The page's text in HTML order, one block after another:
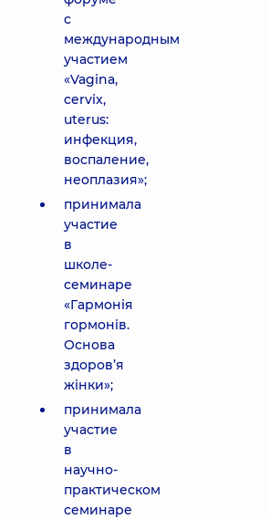
с
международным
участием
«Vagina,
cervix,
uterus:
инфекция,
воспаление,
неоплазия»;
принимала
участие
в
школе-
семинаре
«Гармонія
гормонів.
Основа
здоров’я
жінки»;
принимала
участие
в
научно-
практическом
семинаре